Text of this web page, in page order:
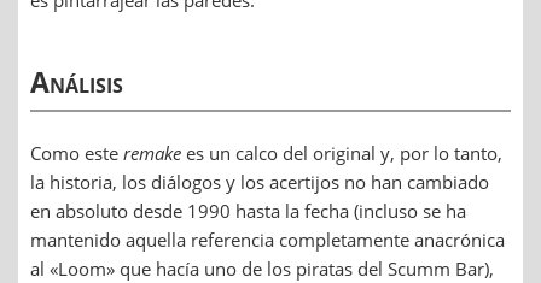
Análisis
Como este remake es un calco del original y, por lo tanto,
la historia, los diálogos y los acertijos no han cambiado
en absoluto desde 1990 hasta la fecha (incluso se ha
mantenido aquella referencia completamente anacrónica
al «Loom» que hacía uno de los piratas del Scumm Bar),